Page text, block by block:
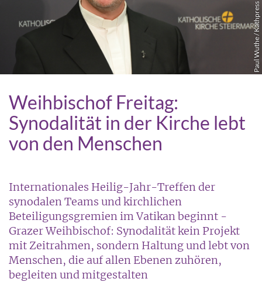
Paul Wuthe / Kathpress
Weihbischof Freitag:
Synodalität in der Kirche lebt
von den Menschen
Internationales Heilig-Jahr-Treffen der
synodalen Teams und kirchlichen
Beteiligungsgremien im Vatikan beginnt -
Grazer Weihbischof: Synodalität kein Projekt
mit Zeitrahmen, sondern Haltung und lebt von
Menschen, die auf allen Ebenen zuhören,
begleiten und mitgestalten